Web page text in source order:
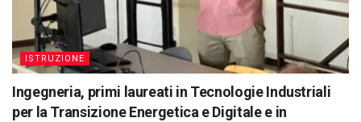
ISTRUZIONE
Ingegneria, primi laureati in Tecnologie Industriali
per la Transizione Energetica e Digitale e in